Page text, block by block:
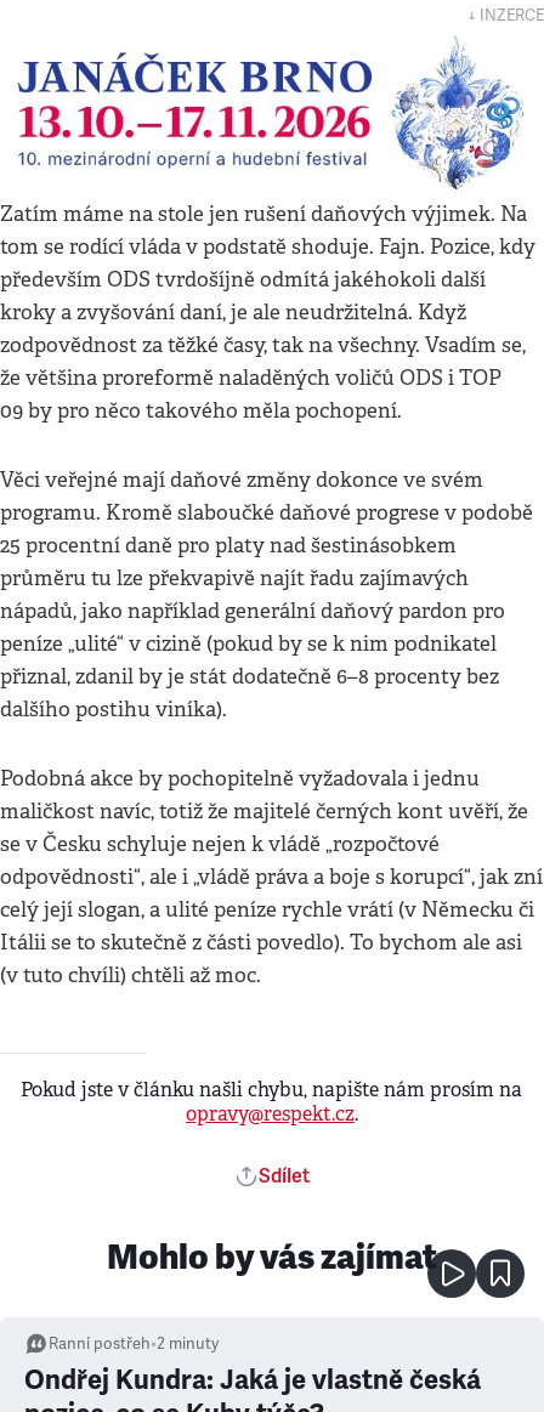
↓ INZERCE
Zatím máme na stole jen rušení daňových výjimek. Na
tom se rodící vláda v podstatě shoduje. Fajn. Pozice, kdy
především ODS tvrdošíjně odmítá jakéhokoli další
kroky a zvyšování daní, je ale neudržitelná. Když
zodpovědnost za těžké časy, tak na všechny. Vsadím se,
že většina proreformě naladěných voličů ODS i TOP
09 by pro něco takového měla pochopení.
Věci veřejné mají daňové změny dokonce ve svém
programu. Kromě slaboučké daňové progrese v podobě
25 procentní daně pro platy nad šestinásobkem
průměru tu lze překvapivě najít řadu zajímavých
nápadů, jako například generální daňový pardon pro
peníze „ulité“ v cizině (pokud by se k nim podnikatel
přiznal, zdanil by je stát dodatečně 6–8 procenty bez
dalšího postihu viníka).
Podobná akce by pochopitelně vyžadovala i jednu
maličkost navíc, totiž že majitelé černých kont uvěří, že
se v Česku schyluje nejen k vládě „rozpočtové
odpovědnosti“, ale i „vládě práva a boje s korupcí“, jak zní
celý její slogan, a ulité peníze rychle vrátí (v Německu či
Itálii se to skutečně z části povedlo). To bychom ale asi
(v tuto chvíli) chtěli až moc.
Pokud jste v článku našli chybu, napište nám prosím na
opravy@respekt.cz.
Sdílet
Mohlo by vás zajímat
Ranní postřeh•2 minuty
Ondřej Kundra: Jaká je vlastně česká